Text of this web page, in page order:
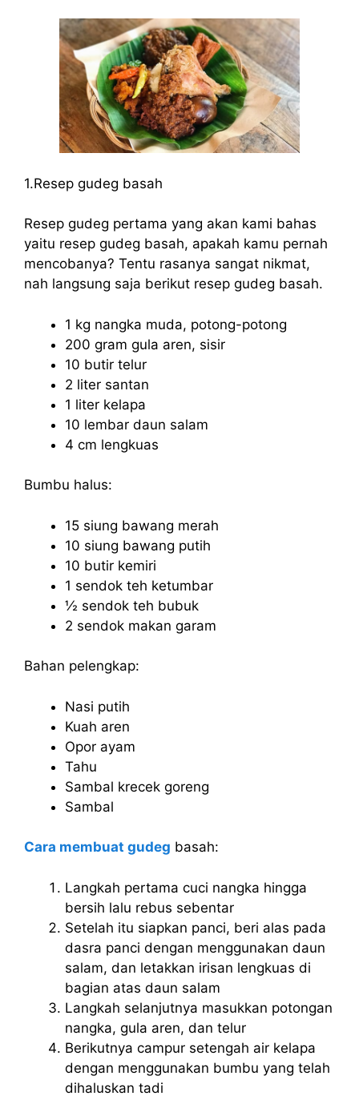
1.Resep gudeg basah
Resep gudeg pertama yang akan kami bahas
yaitu resep gudeg basah, apakah kamu pernah
mencobanya? Tentu rasanya sangat nikmat,
nah langsung saja berikut resep gudeg basah.
1 kg nangka muda, potong-potong
200 gram gula aren, sisir
10 butir telur
2 liter santan
1 liter kelapa
10 lembar daun salam
4 cm lengkuas
Bumbu halus:
15 siung bawang merah
10 siung bawang putih
10 butir kemiri
1 sendok teh ketumbar
½ sendok teh bubuk
2 sendok makan garam
Bahan pelengkap:
Nasi putih
Kuah aren
Opor ayam
Tahu
Sambal krecek goreng
Sambal
Cara membuat gudeg basah:
Langkah pertama cuci nangka hingga
bersih lalu rebus sebentar
Setelah itu siapkan panci, beri alas pada
dasra panci dengan menggunakan daun
salam, dan letakkan irisan lengkuas di
bagian atas daun salam
Langkah selanjutnya masukkan potongan
nangka, gula aren, dan telur
Berikutnya campur setengah air kelapa
dengan menggunakan bumbu yang telah
dihaluskan tadi